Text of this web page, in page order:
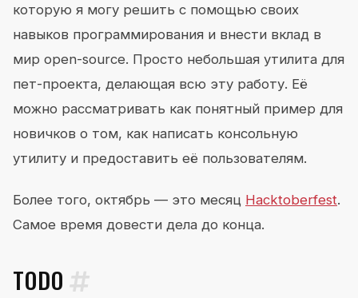
которую я могу решить с помощью своих
навыков программирования и внести вклад в
мир open-source. Просто небольшая утилита для
пет-проекта, делающая всю эту работу. Её
можно рассматривать как понятный пример для
новичков о том, как написать консольную
утилиту и предоставить её пользователям.
Более того, октябрь — это месяц Hacktoberfest.
Самое время довести дела до конца.
TODO